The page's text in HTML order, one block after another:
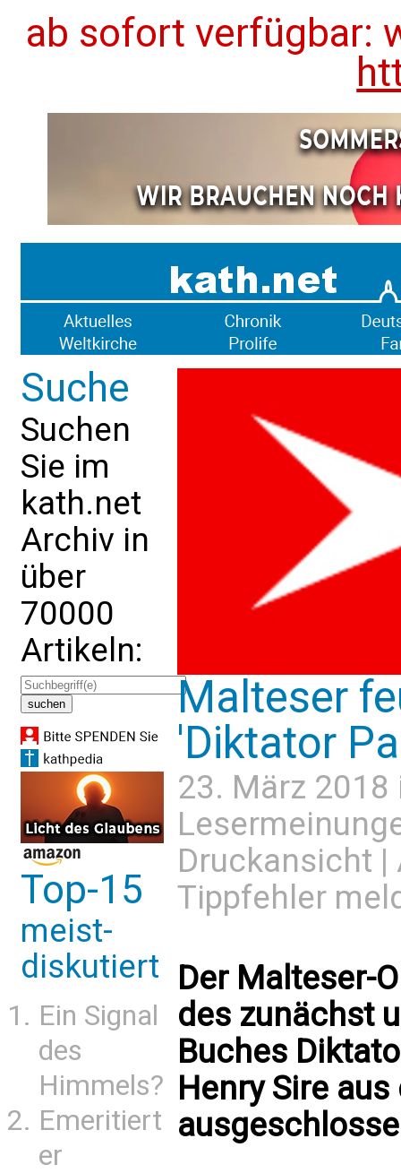
ab sofort verfügbar:
Suche
Suchen
Sie im
kath.net
Archiv in
über
70000
Artikeln:
Top-15
meist-
diskutiert
Ein Signal
des
Himmels?
Emeritiert
er
Malteser
'Diktator
23. März
Druckansicht |
Tippfehler
Der Malteser-
des zunächst
Buches
Henry Sire